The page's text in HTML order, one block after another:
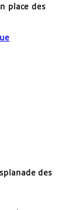
place des
des